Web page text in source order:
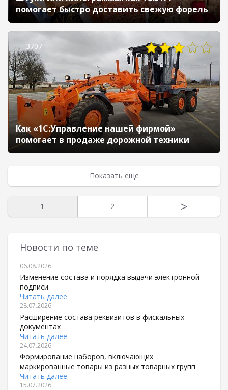
помогает быстро доставить свежую форель
3707
Как «1С:Управление нашей фирмой»
помогает в продаже дорожной техники
Показать еще
1 2 >
Новости по теме
06.08.2026
Изменение состава и порядка выдачи электронной
подписи
Читать далее
28.07.2026
Расширение состава реквизитов в фискальных
документах
Читать далее
24.07.2026
Формирование наборов, включающих
маркированные товары из разных товарных групп
Читать далее
15.07.2026